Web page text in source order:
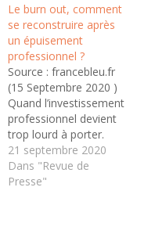
Le burn out, comment
se reconstruire après
un épuisement
professionnel ?
Source : francebleu.fr
(15 Septembre 2020 )
Quand l’investissement
professionnel devient
trop lourd à porter.
Comment se
reconnecter à soi
après un burn out ? Si
21 septembre 2020
Dans "Revue de
Presse"